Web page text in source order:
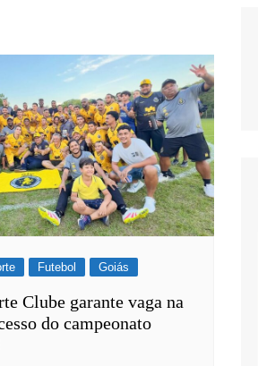
Futebol Goiás
Clube garante vaga na
do campeonato